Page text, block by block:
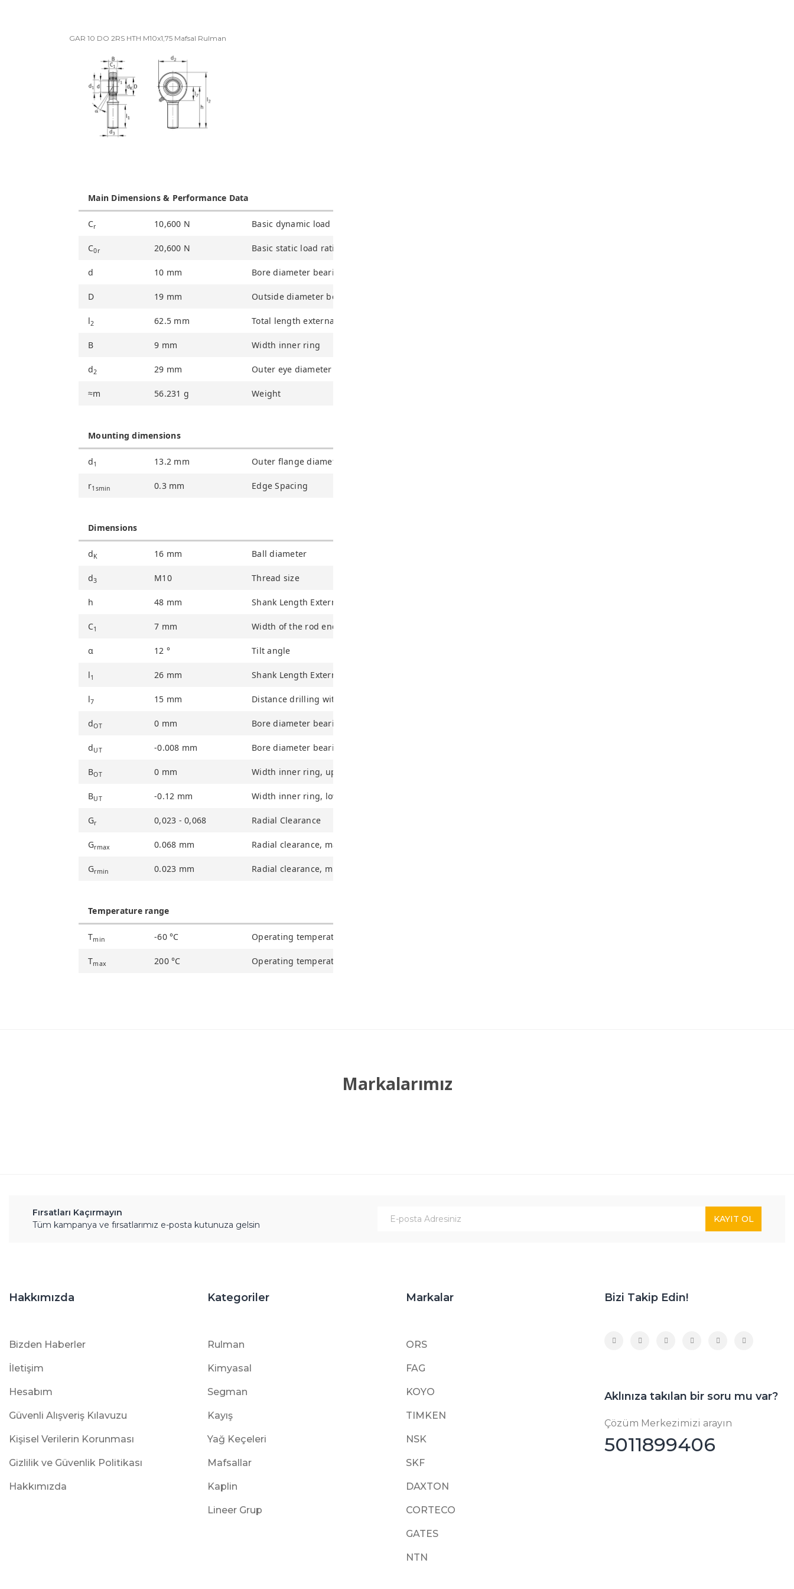
GAR 10 DO 2RS HTH M10x1,75 Mafsal Rulman
Main Dimensions & Performance Data
Cr 10,600 N Basic dynamic load rating, radial
C0r 20,600 N Basic static load rating, radial
d 10 mm Bore diameter bearing
D 19 mm Outside diameter bearing
l2 62.5 mm Total length external thread head
B 9 mm Width inner ring
d2 29 mm Outer eye diameter
≈m 56.231 g Weight
Mounting dimensions
d1 13.2 mm Outer flange diameter inner ring
r1smin 0.3 mm Edge Spacing
Dimensions
dK 16 mm Ball diameter
d3 M10 Thread size
h 48 mm Shank Length External thread rod
C1 7 mm Width of the rod end
α 12 ° Tilt angle
l1 26 mm Shank Length External thread head
l7 15 mm Distance drilling with/shaft start
dOT 0 mm Bore diameter bearing, upper tolerance
dUT -0.008 mm Bore diameter bearing, lower tolerance
BOT 0 mm Width inner ring, upper tolerance
BUT -0.12 mm Width inner ring, lower tolerance
Gr 0,023 - 0,068 Radial Clearance
Grmax 0.068 mm Radial clearance, maximum
Grmin 0.023 mm Radial clearance, minimum
Temperature range
Tmin -60 °C Operating temperature min.
Tmax 200 °C Operating temperature max.
Markalarımız
Fırsatları Kaçırmayın
Tüm kampanya ve fırsatlarımız e-posta kutunuza gelsin
KAYIT OL
Hakkımızda
Bizden Haberler
İletişim
Hesabım
Güvenli Alışveriş Kılavuzu
Kişisel Verilerin Korunması
Gizlilik ve Güvenlik Politikası
Hakkımızda
Kategoriler
Rulman
Kimyasal
Segman
Kayış
Yağ Keçeleri
Mafsallar
Kaplin
Lineer Grup
Markalar
ORS
FAG
KOYO
TIMKEN
NSK
SKF
DAXTON
CORTECO
GATES
NTN
Bizi Takip Edin!
Aklınıza takılan bir soru mu var?
Çözüm Merkezimizi arayın
5011899406